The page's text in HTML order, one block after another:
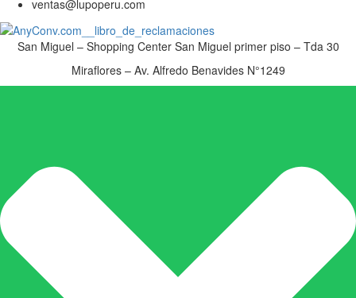
ventas@lupoperu.com
San Miguel – Shopping Center San Miguel primer piso – Tda 30
Miraflores – Av. Alfredo Benavides N°1249